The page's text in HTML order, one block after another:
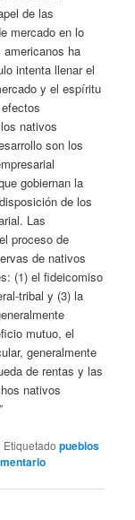
de las
mercado en lo
ha
intenta llenar el
y el espíritu
nativos
son los
gobiernan la
de los
Las
proceso de
de nativos
(1) el fideicomiso
tribal y (3) la
mutuo, el
generalmente
de rentas y las
nativos
Etiquetado pueblos